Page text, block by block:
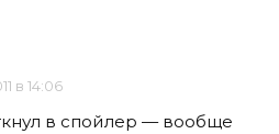
в 14:06
в спойлер — вообще